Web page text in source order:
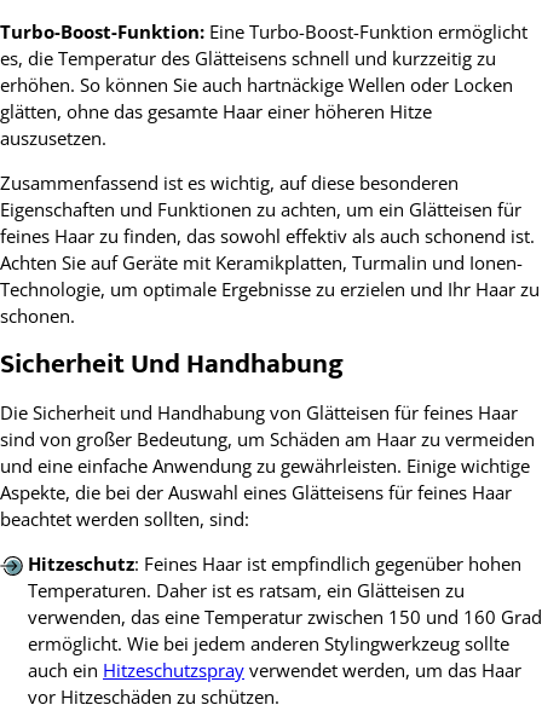
Turbo-Boost-Funktion: Eine Turbo-Boost-Funktion ermöglicht
es, die Temperatur des Glätteisens schnell und kurzzeitig zu
erhöhen. So können Sie auch hartnäckige Wellen oder Locken
glätten, ohne das gesamte Haar einer höheren Hitze
auszusetzen.
Zusammenfassend ist es wichtig, auf diese besonderen
Eigenschaften und Funktionen zu achten, um ein Glätteisen für
feines Haar zu finden, das sowohl effektiv als auch schonend ist.
Achten Sie auf Geräte mit Keramikplatten, Turmalin und Ionen-
Technologie, um optimale Ergebnisse zu erzielen und Ihr Haar zu
schonen.
Sicherheit Und Handhabung
Die Sicherheit und Handhabung von Glätteisen für feines Haar
sind von großer Bedeutung, um Schäden am Haar zu vermeiden
und eine einfache Anwendung zu gewährleisten. Einige wichtige
Aspekte, die bei der Auswahl eines Glätteisens für feines Haar
beachtet werden sollten, sind:
Hitzeschutz: Feines Haar ist empfindlich gegenüber hohen
Temperaturen. Daher ist es ratsam, ein Glätteisen zu
verwenden, das eine Temperatur zwischen 150 und 160 Grad
ermöglicht. Wie bei jedem anderen Stylingwerkzeug sollte
auch ein Hitzeschutzsprayverwendet werden, um das Haar
vor Hitzeschäden zu schützen.